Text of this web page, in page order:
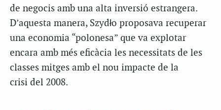
de negocis amb una alta inversió estrangera.
D’aquesta manera, Szydło proposava recuperar
una economia “polonesa” que va explotar
encara amb més eficàcia les necessitats de les
classes mitges amb el nou impacte de la
crisi del 2008.